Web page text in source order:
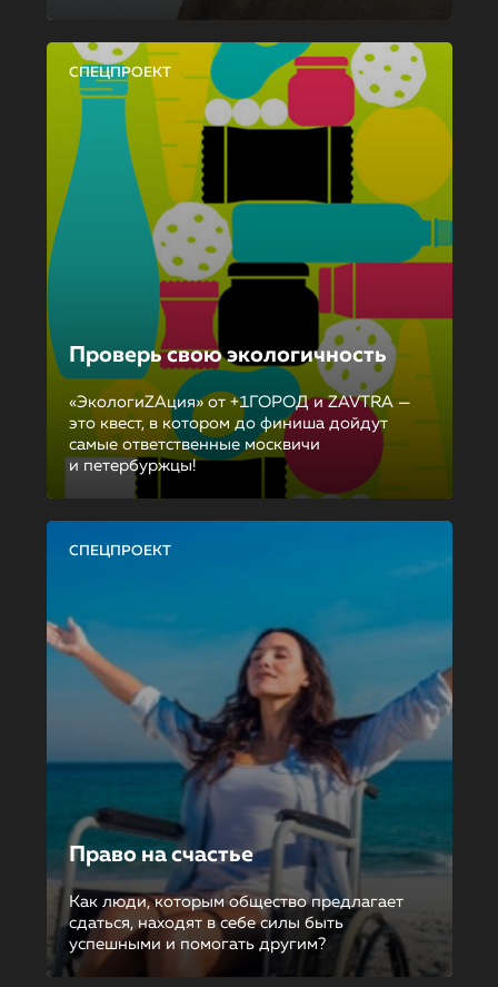
СПЕЦПРОЕКТ
Проверь свою экологичность
«ЭкологиZAция» от +1ГОРОД и ZAVTRA —
это квест, в котором до финиша дойдут
самые ответственные москвичи
и петербуржцы!
СПЕЦПРОЕКТ
Право на счастье
Как люди, которым общество предлагает
сдаться, находят в себе силы быть
успешными и помогать другим?